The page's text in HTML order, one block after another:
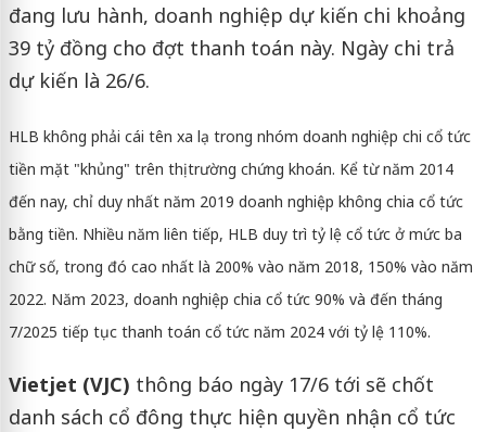
đang lưu hành, doanh nghiệp dự kiến chi khoảng
39 tỷ đồng cho đợt thanh toán này. Ngày chi trả
dự kiến là 26/6.
HLB không phải cái tên xa lạ trong nhóm doanh nghiệp chi cổ tức
tiền mặt "khủng" trên thị trường chứng khoán. Kể từ năm 2014
đến nay, chỉ duy nhất năm 2019 doanh nghiệp không chia cổ tức
bằng tiền. Nhiều năm liên tiếp, HLB duy trì tỷ lệ cổ tức ở mức ba
chữ số, trong đó cao nhất là 200% vào năm 2018, 150% vào năm
2022. Năm 2023, doanh nghiệp chia cổ tức 90% và đến tháng
7/2025 tiếp tục thanh toán cổ tức năm 2024 với tỷ lệ 110%.
Vietjet (VJC) thông báo ngày 17/6 tới sẽ chốt
danh sách cổ đông thực hiện quyền nhận cổ tức